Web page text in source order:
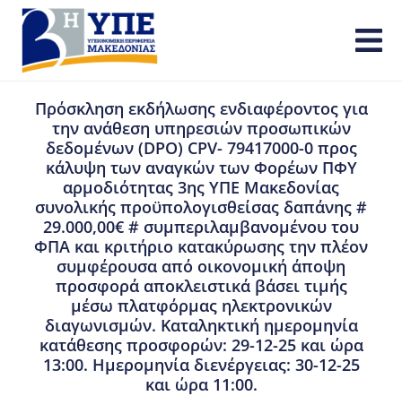
Πρόσκληση εκδήλωσης ενδιαφέροντος για
την ανάθεση υπηρεσιών προσωπικών
δεδομένων (DPO) CPV- 79417000-0 προς
κάλυψη των αναγκών των Φορέων ΠΦΥ
αρμοδιότητας 3ης ΥΠΕ Μακεδονίας
συνολικής προϋπολογισθείσας δαπάνης #
29.000,00€ # συμπεριλαμβανομένου του
ΦΠΑ και κριτήριο κατακύρωσης την πλέον
συμφέρουσα από οικονομική άποψη
προσφορά αποκλειστικά βάσει τιμής
μέσω πλατφόρμας ηλεκτρονικών
διαγωνισμών. Καταληκτική ημερομηνία
κατάθεσης προσφορών: 29-12-25 και ώρα
13:00. Ημερομηνία διενέργειας: 30-12-25
και ώρα 11:00.